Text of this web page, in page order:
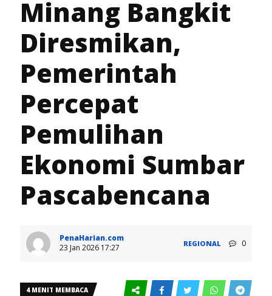
Minang Bangkit
Diresmikan,
Pemerintah
Percepat
Pemulihan
Ekonomi Sumbar
Pascabencana
PenaHarian.com
23 Jan 2026 17:27
REGIONAL 0
4 MENIT MEMBACA